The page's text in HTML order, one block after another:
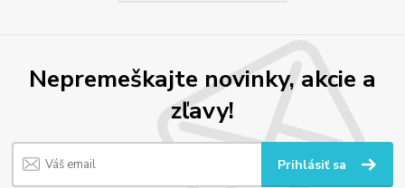
Nepremeškajte novinky, akcie a
zľavy!
Prihlásiť sa